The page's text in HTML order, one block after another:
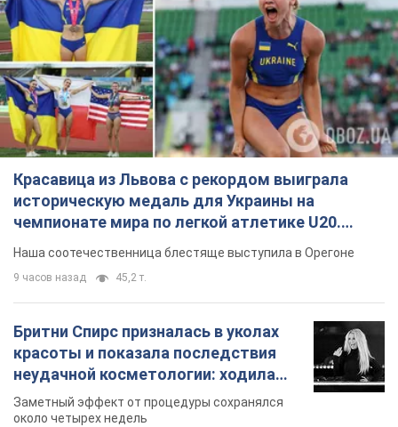
Красавица из Львова с рекордом выиграла
историческую медаль для Украины на
чемпионате мира по легкой атлетике U20.
Видео
Наша соотечественница блестяще выступила в Орегоне
9 часов назад 45,2 т.
Бритни Спирс призналась в уколах
красоты и показала последствия
неудачной косметологии: ходила
так почти месяц
Заметный эффект от процедуры сохранялся
около четырех недель